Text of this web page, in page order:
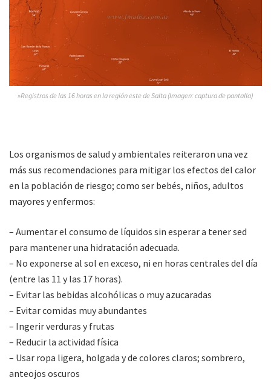
»Registros de las 16 horas en la región este de Salta (Imagen: captura de pantalla)
Los organismos de salud y ambientales reiteraron una vez
más sus recomendaciones para mitigar los efectos del calor
en la población de riesgo; como ser bebés, niños, adultos
mayores y enfermos:
– Aumentar el consumo de líquidos sin esperar a tener sed
para mantener una hidratación adecuada.
– No exponerse al sol en exceso, ni en horas centrales del día
(entre las 11 y las 17 horas).
– Evitar las bebidas alcohólicas o muy azucaradas
– Evitar comidas muy abundantes
– Ingerir verduras y frutas
– Reducir la actividad física
– Usar ropa ligera, holgada y de colores claros; sombrero,
anteojos oscuros